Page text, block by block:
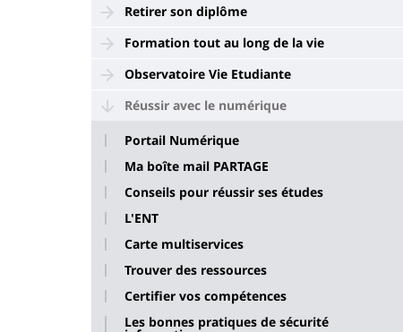
Retirer son diplôme
Formation tout au long de la vie
Observatoire Vie Etudiante
Réussir avec le numérique
Portail Numérique
Ma boîte mail PARTAGE
Conseils pour réussir ses études
L'ENT
Carte multiservices
Trouver des ressources
Certifier vos compétences
Les bonnes pratiques de sécurité